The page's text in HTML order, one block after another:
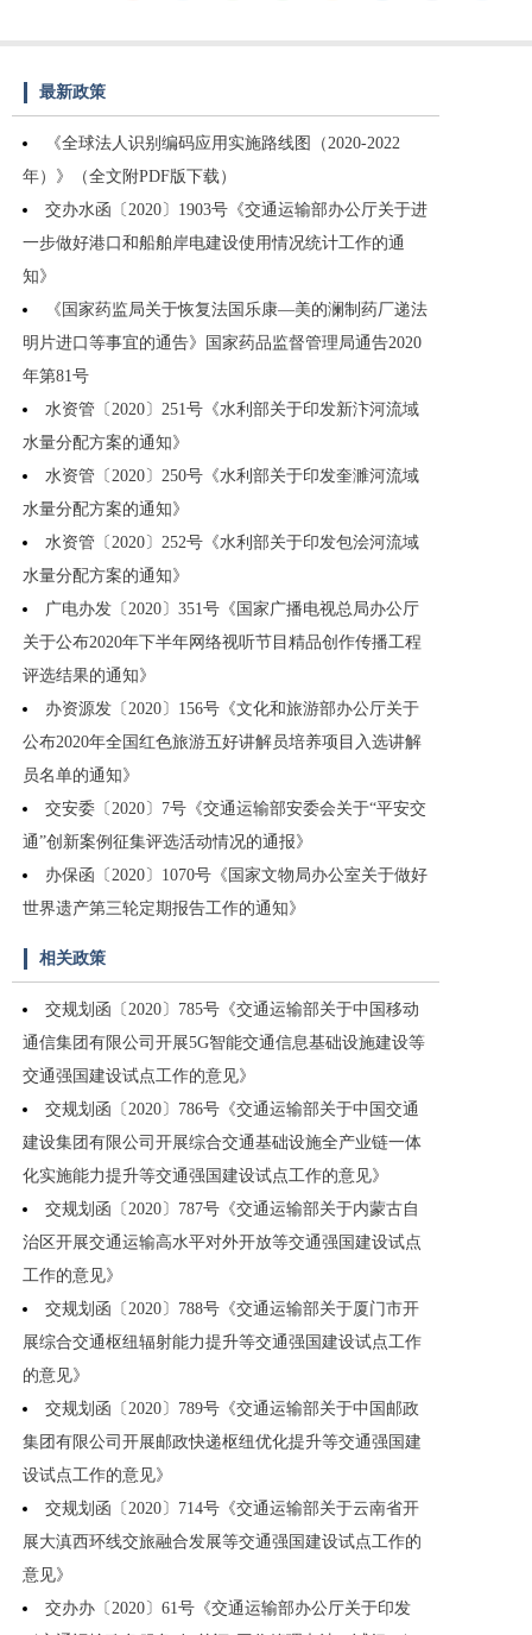
最新政策
《全球法人识别编码应用实施路线图（2020-2022
年）》（全文附PDF版下载）
交办水函〔2020〕1903号《交通运输部办公厅关于进
一步做好港口和船舶岸电建设使用情况统计工作的通
知》
《国家药监局关于恢复法国乐康—美的澜制药厂递法
明片进口等事宜的通告》国家药品监督管理局通告2020
年第81号
水资管〔2020〕251号《水利部关于印发新汴河流域
水量分配方案的通知》
水资管〔2020〕250号《水利部关于印发奎濉河流域
水量分配方案的通知》
水资管〔2020〕252号《水利部关于印发包浍河流域
水量分配方案的通知》
广电办发〔2020〕351号《国家广播电视总局办公厅
关于公布2020年下半年网络视听节目精品创作传播工程
评选结果的通知》
办资源发〔2020〕156号《文化和旅游部办公厅关于
公布2020年全国红色旅游五好讲解员培养项目入选讲解
员名单的通知》
交安委〔2020〕7号《交通运输部安委会关于“平安交
通”创新案例征集评选活动情况的通报》
办保函〔2020〕1070号《国家文物局办公室关于做好
世界遗产第三轮定期报告工作的通知》
相关政策
交规划函〔2020〕785号《交通运输部关于中国移动
通信集团有限公司开展5G智能交通信息基础设施建设等
交通强国建设试点工作的意见》
交规划函〔2020〕786号《交通运输部关于中国交通
建设集团有限公司开展综合交通基础设施全产业链一体
化实施能力提升等交通强国建设试点工作的意见》
交规划函〔2020〕787号《交通运输部关于内蒙古自
治区开展交通运输高水平对外开放等交通强国建设试点
工作的意见》
交规划函〔2020〕788号《交通运输部关于厦门市开
展综合交通枢纽辐射能力提升等交通强国建设试点工作
的意见》
交规划函〔2020〕789号《交通运输部关于中国邮政
集团有限公司开展邮政快递枢纽优化提升等交通强国建
设试点工作的意见》
交规划函〔2020〕714号《交通运输部关于云南省开
展大滇西环线交旅融合发展等交通强国建设试点工作的
意见》
交办办〔2020〕61号《交通运输部办公厅关于印发